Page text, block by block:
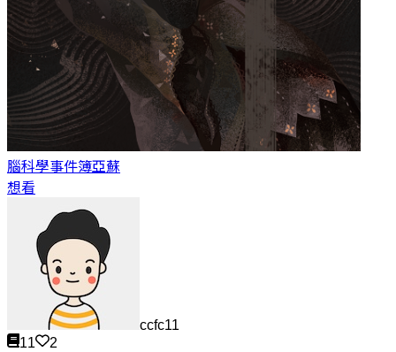
腦科學事件簿亞蘇
想看
ccfc11
11
2